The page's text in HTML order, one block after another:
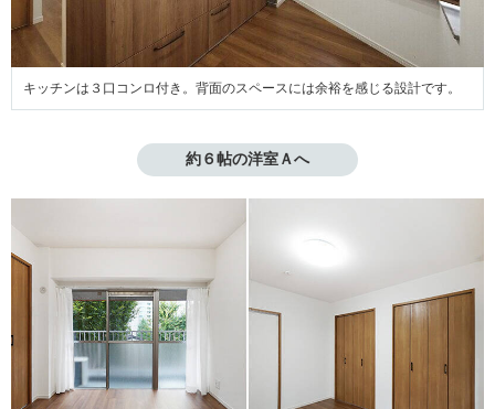
キッチンは３口コンロ付き。背面のスペースには余裕を感じる設計です。
約６帖の洋室Ａへ